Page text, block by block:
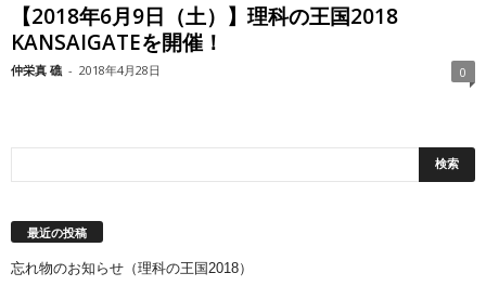
【2018年6月9日（土）】理科の王国2018
KANSAIGATEを開催！
仲栄真 礁 - 2018年4月28日 0
最近の投稿
忘れ物のお知らせ（理科の王国2018）